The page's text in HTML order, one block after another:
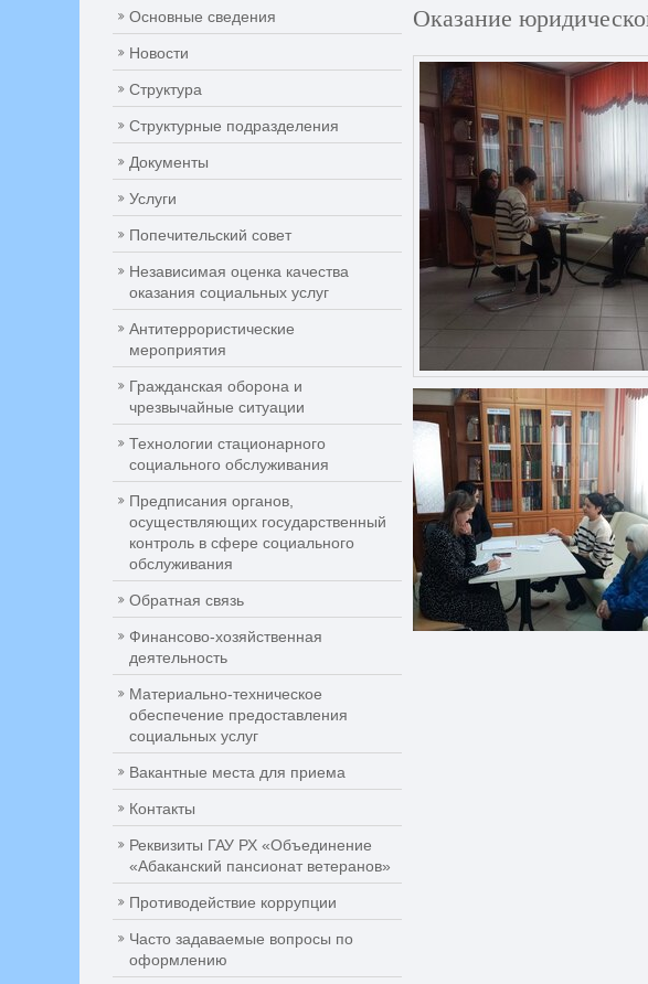
Основные сведения
Новости
Структура
Структурные подразделения
Документы
Услуги
Попечительский совет
Независимая оценка качества
оказания социальных услуг
Антитеррористические
мероприятия
Гражданская оборона и
чрезвычайные ситуации
Технологии стационарного
социального обслуживания
Предписания органов,
осуществляющих государственный
контроль в сфере социального
обслуживания
Обратная связь
Финансово-хозяйственная
деятельность
Материально-техническое
обеспечение предоставления
социальных услуг
Вакантные места для приема
Контакты
Реквизиты ГАУ РХ «Объединение
«Абаканский пансионат ветеранов»
Противодействие коррупции
Часто задаваемые вопросы по
оформлению
Оказание